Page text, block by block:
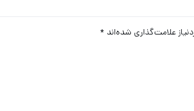
علامت‌گذاری شده‌اند *